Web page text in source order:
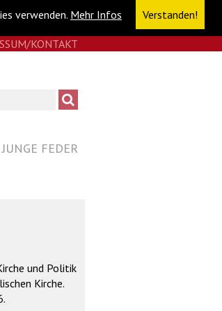
verwenden. Mehr Infos Verstanden!
KONTAKT
JUNGE FEDER
und Politik
Kirche.